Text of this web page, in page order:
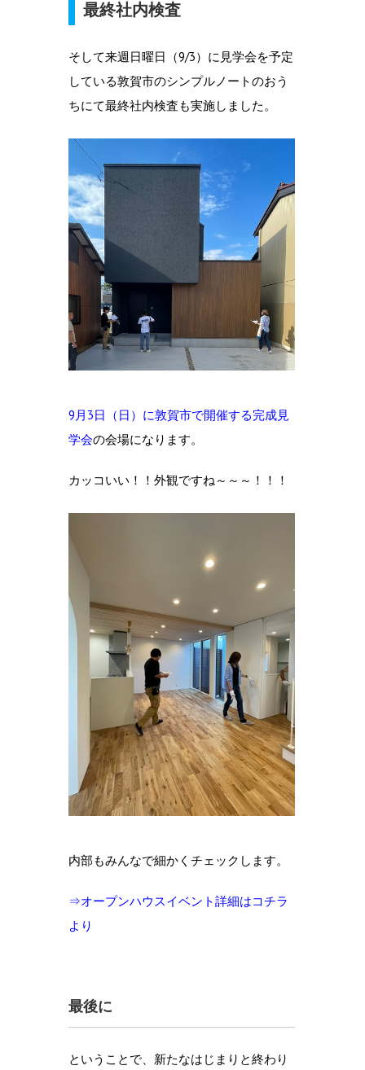
最終社内検査
そして来週日曜日（9/3）に見学会を予定
している敦賀市のシンプルノートのおう
ちにて最終社内検査も実施しました。
9月3日（日）に敦賀市で開催する完成見
学会の会場になります。
カッコいい！！外観ですね～～～！！！
内部もみんなで細かくチェックします。
⇒オープンハウスイベント詳細はコチラ
より
最後に
ということで、新たなはじまりと終わり